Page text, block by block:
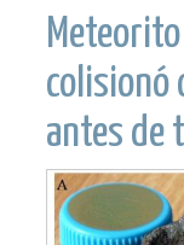
colisionó
antes de